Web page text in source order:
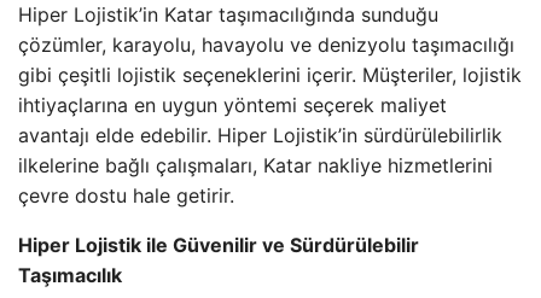
Hiper Lojistik’in Katar taşımacılığında sunduğu
çözümler, karayolu, havayolu ve denizyolu taşımacılığı
gibi çeşitli lojistik seçeneklerini içerir. Müşteriler, lojistik
ihtiyaçlarına en uygun yöntemi seçerek maliyet
avantajı elde edebilir. Hiper Lojistik’in sürdürülebilirlik
ilkelerine bağlı çalışmaları, Katar nakliye hizmetlerini
çevre dostu hale getirir.
Hiper Lojistik ile Güvenilir ve Sürdürülebilir
Taşımacılık